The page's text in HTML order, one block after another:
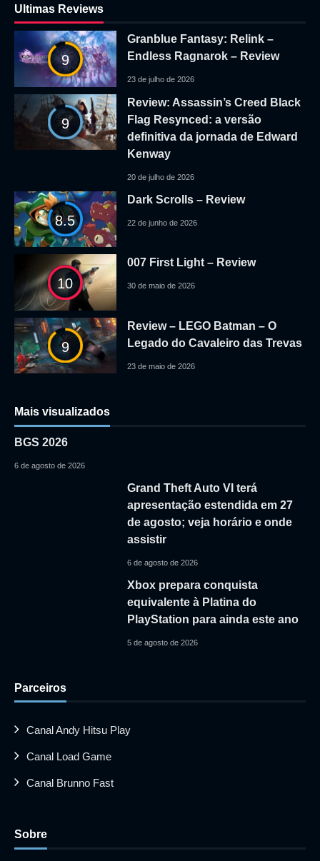
Ultimas Reviews
9
Granblue Fantasy: Relink –
Endless Ragnarok – Review
23 de julho de 2026
9
Review: Assassin’s Creed Black
Flag Resynced: a versão
definitiva da jornada de Edward
Kenway
20 de julho de 2026
8.5
Dark Scrolls – Review
22 de junho de 2026
10
007 First Light – Review
30 de maio de 2026
9
Review – LEGO Batman – O
Legado do Cavaleiro das Trevas
23 de maio de 2026
Mais visualizados
BGS 2026
6 de agosto de 2026
Grand Theft Auto VI terá
apresentação estendida em 27
de agosto; veja horário e onde
assistir
6 de agosto de 2026
Xbox prepara conquista
equivalente à Platina do
PlayStation para ainda este ano
5 de agosto de 2026
Parceiros
Canal Andy Hitsu Play
Canal Load Game
Canal Brunno Fast
Sobre